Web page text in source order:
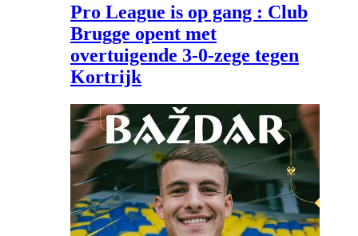
Pro League is op gang : Club
Brugge opent met
overtuigende 3-0-zege tegen
Kortrijk